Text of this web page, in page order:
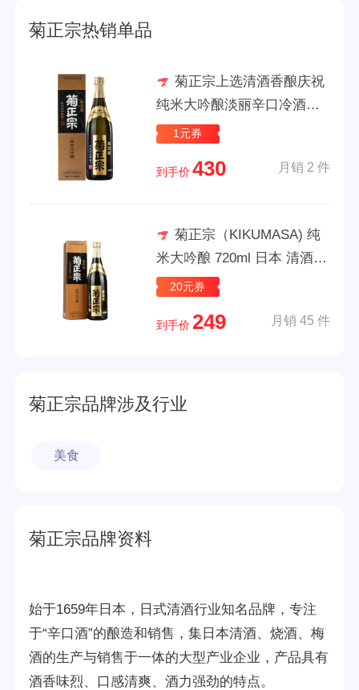
菊正宗热销单品
菊正宗上选清酒香酿庆祝
纯米大吟酿淡丽辛口冷酒低
度发酵酒日本原装进口 菊正
1元券
到手价 430 月销 2 件
菊正宗（KIKUMASA) 纯
米大吟酿 720ml 日本 清酒
甘口20元券
到手价 249 月销 45 件
菊正宗品牌涉及行业
美食
菊正宗品牌资料
始于1659年日本，日式清酒行业知名品牌，专注
于“辛口酒”的酿造和销售，集日本清酒、烧酒、梅
酒的生产与销售于一体的大型产业企业，产品具有
酒香味烈、口感清爽、酒力强劲的特点。